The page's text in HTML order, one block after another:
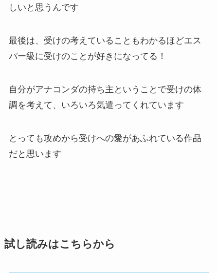
しいと思うんです
最後は、受けの考えていることもわかるほどエス
パー級に受けのことが好きになってる！
自分がアナコンダの持ち主ということで受けの体
調を考えて、いろいろ気遣ってくれています
とっても攻めから受けへの愛があふれている作品
だと思います
試し読みはこちらから